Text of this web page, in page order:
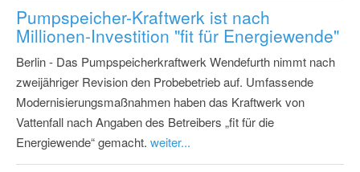
Pumpspeicher-Kraftwerk ist nach
Millionen-Investition "fit für Energiewende"
Berlin - Das Pumpspeicherkraftwerk Wendefurth nimmt nach
zweijähriger Revision den Probebetrieb auf. Umfassende
Modernisierungsmaßnahmen haben das Kraftwerk von
Vattenfall nach Angaben des Betreibers „fit für die
Energiewende“ gemacht. weiter...